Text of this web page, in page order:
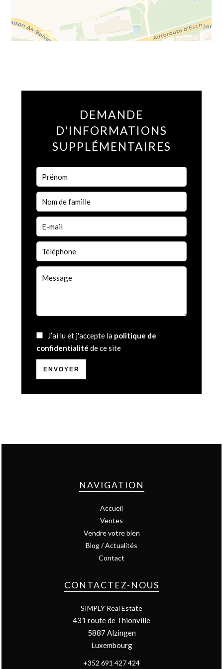
DEMANDE
D'INFORMATIONS
SUPPLÉMENTAIRES
J’ai lu et j'accepte la politique de
confidentialité de ce site
ENVOYER
NAVIGATION
Accueil
Ventes
Vendre votre bien
Blog / Actualités
Contact
CONTACTEZ-NOUS
SIMPLY Real Estate
431 route de Thionville
5887 Alzingen
Luxembourg
+352 691 427 424